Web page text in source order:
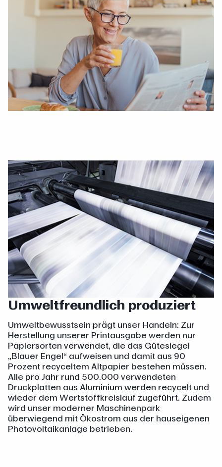
Umweltfreundlich produziert
Umweltbewusstsein prägt unser Handeln: Zur
Herstellung unserer Printausgabe werden nur
Papiersorten verwendet, die das Gütesiegel
„Blauer Engel“ aufweisen und damit aus 90
Prozent recyceltem Altpapier bestehen müssen.
Alle pro Jahr rund 500.000 verwendeten
Druckplatten aus Aluminium werden recycelt und
wieder dem Wertstoffkreislauf zugeführt. Zudem
wird unser moderner Maschinenpark
überwiegend mit Ökostrom aus der hauseigenen
Photovoltaikanlage betrieben.